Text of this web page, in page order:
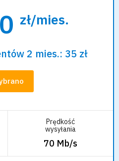
zł/mies.
2 mies.: 35 zł
Prędkość
wysyłania
70 Mb/s